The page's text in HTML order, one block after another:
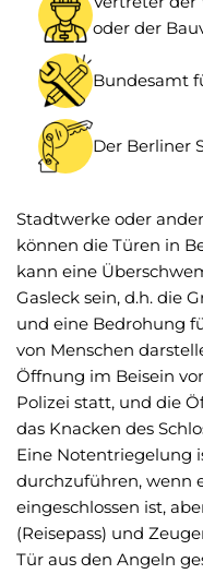
oder der
Bundesamt
Der Berliner
Stadtwerke oder
können die Türen in
kann eine
Gasleck sein, d.h. die
und eine Bedrohung
von Menschen
Öffnung im Beisein
Polizei statt, und die
das Knacken des
Eine Notentriegelung
durchzuführen, wenn
eingeschlossen ist,
(Reisepass) und
Tür aus den Angeln